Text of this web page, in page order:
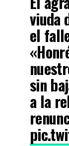
viuda
el
sin
a la